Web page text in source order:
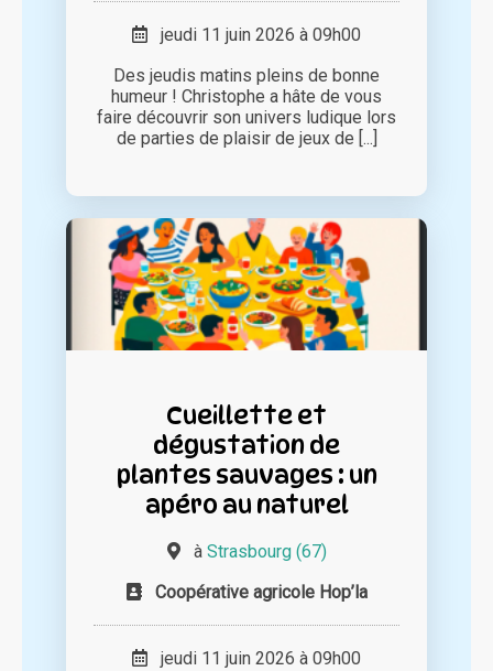
jeudi 11 juin 2026 à 09h00
Des jeudis matins pleins de bonne
humeur ! Christophe a hâte de vous
faire découvrir son univers ludique lors
de parties de plaisir de jeux de [...]
Cueillette et
dégustation de
plantes sauvages : un
apéro au naturel
à Strasbourg (67)
Coopérative agricole Hop’la
jeudi 11 juin 2026 à 09h00